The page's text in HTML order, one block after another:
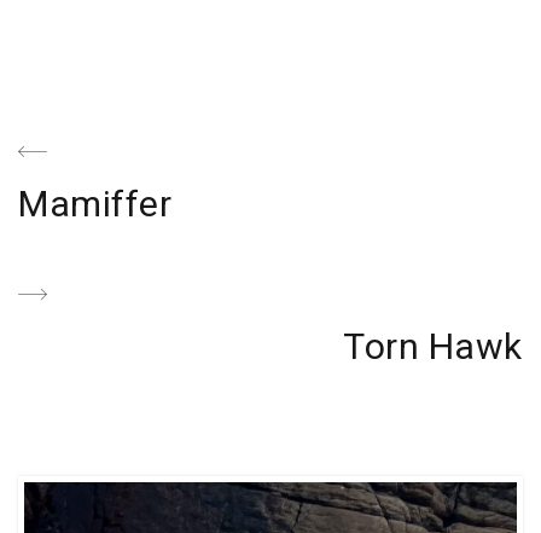
Navegación
de
entradas
Previous
Mamiffer
Next
Torn Hawk